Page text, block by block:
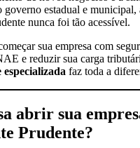
governo estadual e municipal,
nunca foi tão acessível.
sua empresa com
e reduzir sua carga
faz toda a
abrir sua
Prudente?